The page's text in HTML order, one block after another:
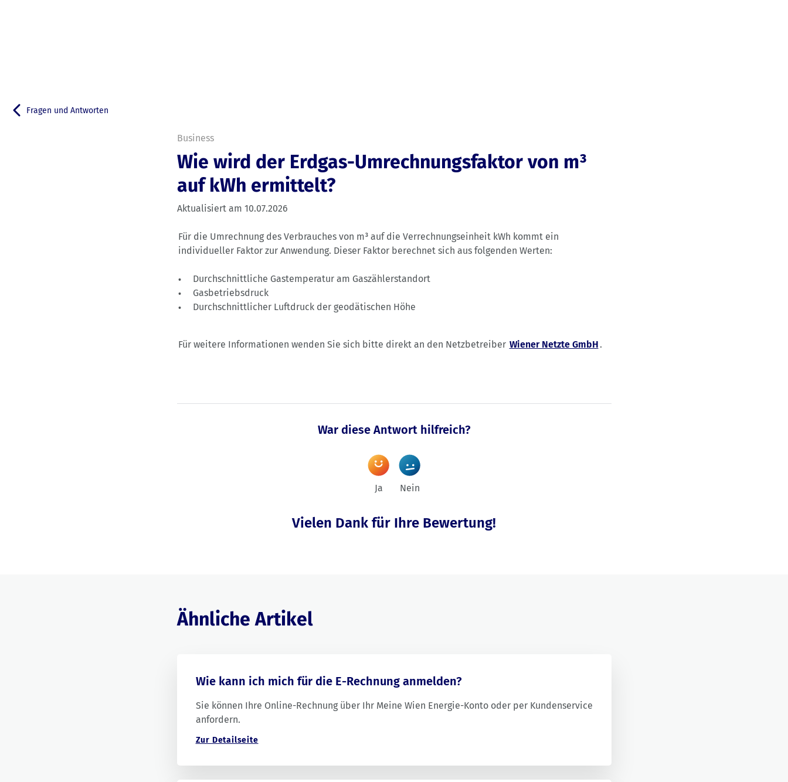
Zurück zu
Fragen und Antworten
Business
Wie wird der Erdgas-Umrechnungsfaktor von m³
auf kWh ermittelt?
Aktualisiert am 10.07.2026
Für die Umrechnung des Verbrauches von m³ auf die Verrechnungseinheit kWh kommt ein
individueller Faktor zur Anwendung. Dieser Faktor berechnet sich aus folgenden Werten:
Durchschnittliche Gastemperatur am Gaszählerstandort
Gasbetriebsdruck
Durchschnittlicher Luftdruck der geodätischen Höhe
Für weitere Informationen wenden Sie sich bitte direkt an den Netzbetreiber Wiener Netzte GmbH .
War diese Antwort hilfreich?
Ja Nein
Vielen Dank für Ihre Bewertung!
Ähnliche Artikel
Wie kann ich mich für die E-Rechnung anmelden?
Sie können Ihre Online-Rechnung über Ihr Meine Wien Energie-Konto oder per Kundenservice
anfordern.
Zur Detailseite